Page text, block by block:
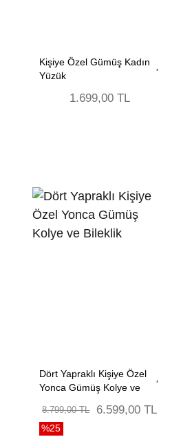
Kişiye Özel Gümüş Kadın
Yüzük
1.699,00 TL
Dört Yapraklı Kişiye Özel
Yonca Gümüş Kolye ve
8.799,00 TL 6.599,00 TL
%25